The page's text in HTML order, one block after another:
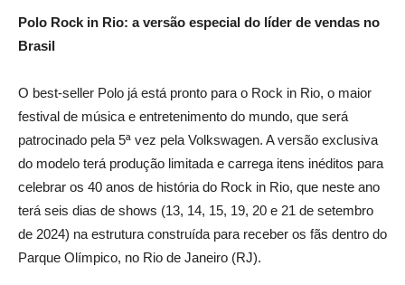
Polo Rock in Rio: a versão especial do líder de vendas no
Brasil
O best-seller Polo já está pronto para o Rock in Rio, o maior
festival de música e entretenimento do mundo, que será
patrocinado pela 5ª vez pela Volkswagen. A versão exclusiva
do modelo terá produção limitada e carrega itens inéditos para
celebrar os 40 anos de história do Rock in Rio, que neste ano
terá seis dias de shows (13, 14, 15, 19, 20 e 21 de setembro
de 2024) na estrutura construída para receber os fãs dentro do
Parque Olímpico, no Rio de Janeiro (RJ).